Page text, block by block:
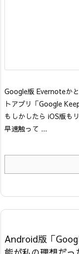
Google版 Evernoteか
トアプリ「Google
もしかしたら iOS版も
早速触って ...
Android版「